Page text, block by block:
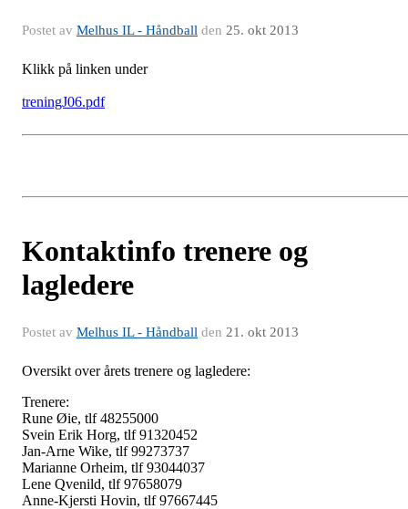
Postet av Melhus IL - Håndball den 25. okt 2013
Klikk på linken under
treningJ06.pdf
Kontaktinfo trenere og
lagledere
Postet av Melhus IL - Håndball den 21. okt 2013
Oversikt over årets trenere og lagledere:
Trenere:
Rune Øie, tlf 48255000
Svein Erik Horg, tlf 91320452
Jan-Arne Wike, tlf 99273737
Marianne Orheim, tlf 93044037
Lene Qvenild, tlf 97658079
Anne-Kjersti Hovin, tlf 97667445